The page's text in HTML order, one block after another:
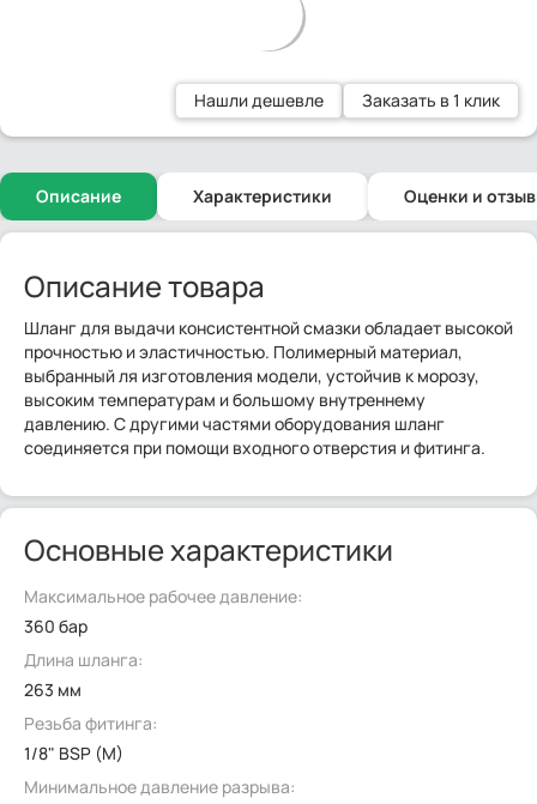
Нашли дешевле Заказать в 1 клик
Описание Характеристики Оценки и
Описание товара
Шланг для выдачи консистентной смазки обладает высокой
прочностью и эластичностью. Полимерный материал,
выбранный ля изготовления модели, устойчив к морозу,
высоким температурам и большому внутреннему
давлению. С другими частями оборудования шланг
соединяется при помощи входного отверстия и фитинга.
Основные характеристики
Максимальное рабочее давление:
360 бар
Длина шланга:
263 мм
Резьба фитинга:
1/8" BSP (M)
Минимальное давление разрыва: